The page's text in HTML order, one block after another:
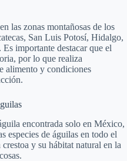
las zonas montañosas de los
San Luis Potosí, Hidalgo,
importante destacar que el
por lo que realiza
alimento y condiciones
encontrada solo en México,
especies de águilas en todo el
y su hábitat natural en la